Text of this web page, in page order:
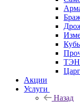
Акции
Услуги
Назад